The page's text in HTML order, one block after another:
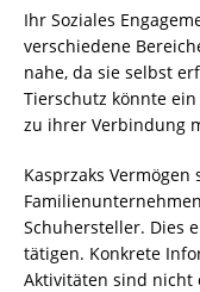
Ihr Soziales
verschiedene
nahe, da sie selbst
Tierschutz könnte
zu ihrer Verbindung
Kasprzaks
Schuhersteller. Dies
tätigen. Konkrete
Aktivitäten sind nicht